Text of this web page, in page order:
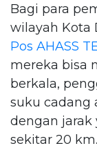
Bagi para
wilayah Kota
Pos AHASS
mereka bisa
berkala,
suku cadang
dengan jarak
sekitar 20 km.